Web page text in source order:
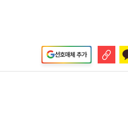
선호매체 추가